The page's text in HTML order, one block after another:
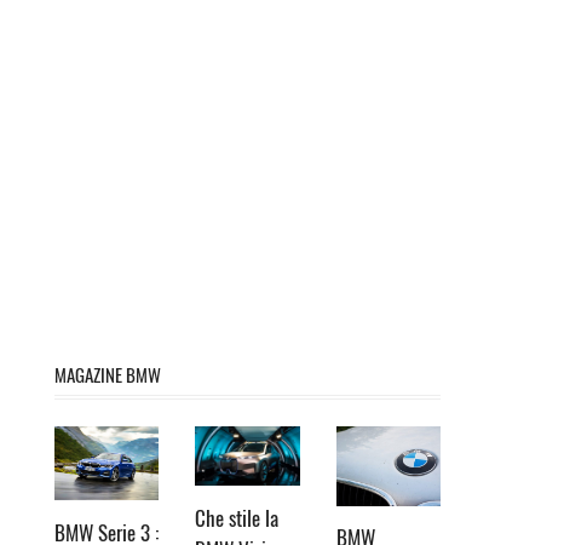
MAGAZINE BMW
BMW Serie 3 :
Che stile la
BMW